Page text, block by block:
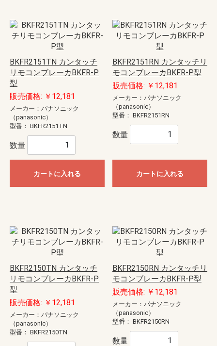
BKFR2151TN カンタッチ
リモコンブレーカBKFR-P
型
販売価格: ￥12,181
メーカー：パナソニック
（panasonic）
型番： BKFR2151TN
数量
カートに入れる
BKFR2151RN カンタッチリ
モコンブレーカBKFR-P型
販売価格: ￥12,181
メーカー：パナソニック
（panasonic）
型番： BKFR2151RN
数量
カートに入れる
BKFR2150TN カンタッチ
リモコンブレーカBKFR-P
型
販売価格: ￥12,181
メーカー：パナソニック
（panasonic）
型番： BKFR2150TN
BKFR2150RN カンタッチリ
モコンブレーカBKFR-P型
販売価格: ￥12,181
メーカー：パナソニック
（panasonic）
型番： BKFR2150RN
数量